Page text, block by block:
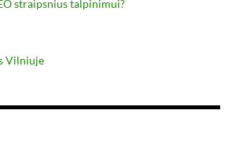
straipsnius talpinimui?
Vilniuje